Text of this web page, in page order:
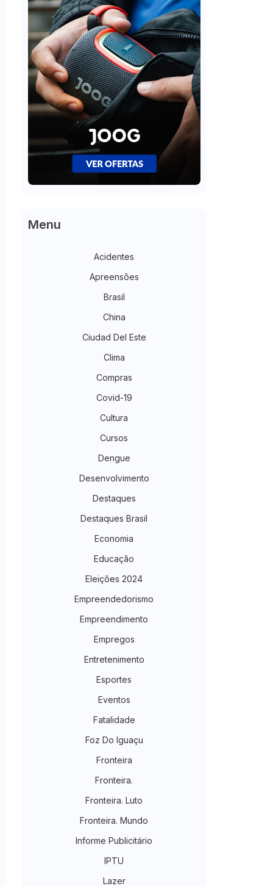
Menu
Acidentes
Apreensões
Brasil
China
Ciudad Del Este
Clima
Compras
Covid-19
Cultura
Cursos
Dengue
Desenvolvimento
Destaques
Destaques Brasil
Economia
Educação
Eleições 2024
Empreendedorismo
Empreendimento
Empregos
Entretenimento
Esportes
Eventos
Fatalidade
Foz Do Iguaçu
Fronteira
Fronteira.
Fronteira. Luto
Fronteira. Mundo
Informe Publicitário
IPTU
Lazer